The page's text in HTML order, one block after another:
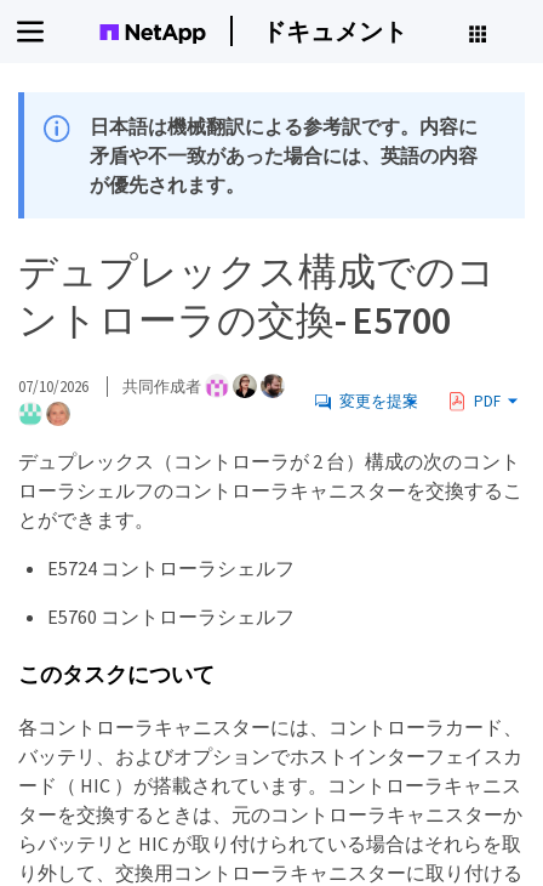
ドキュメント
日本語は機械翻訳による参考訳です。内容に
矛盾や不一致があった場合には、英語の内容
が優先されます。
デュプレックス構成でのコ
ントローラの交換- E5700
07/10/2026 共同作成者
変更を提案 PDF
デュプレックス（コントローラが 2 台）構成の次のコント
ローラシェルフのコントローラキャニスターを交換するこ
とができます。
E5724 コントローラシェルフ
E5760 コントローラシェルフ
このタスクについて
各コントローラキャニスターには、コントローラカード、
バッテリ、およびオプションでホストインターフェイスカ
ード（ HIC ）が搭載されています。コントローラキャニス
ターを交換するときは、元のコントローラキャニスターか
らバッテリと HIC が取り付けられている場合はそれらを取
り外して、交換用コントローラキャニスターに取り付ける